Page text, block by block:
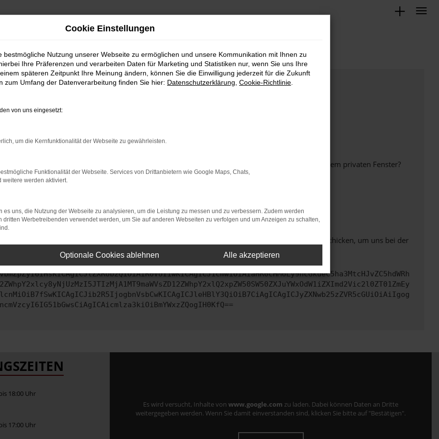
bestimmter Seiten verhindern. Funktioniert die Seite in einem anderen Browser oder in einem privaten Fenster?
beheben.
auf dem neuesten Stand sind.
kann auch dazu führen, dass bestimmte Funktionen nicht mehr unterstützt werden.
uns bitte. Wir werden versuchen, das Problem zu beheben. Du kannst uns diesen Text schicken, um uns bei der
18:00 Uhr
17:00 Uhr
Es wird versucht, Inhalte von www.google.com zu laden. Dabei können Daten an Dritte
weitergegeben werden. Wenn Sie damit einverstanden sind, klicken Sie bitte auf "Bestätigen".
Cookie Einstellungen
bestmögliche Nutzung unserer Webseite zu ermöglichen und unsere Kommunikation mit Ihnen zu
Ihre Präferenzen und verarbeiten Daten für Marketing und Statistiken nur, wenn Sie uns Ihre
späteren Zeitpunkt Ihre Meinung ändern, können Sie die Einwilligung jederzeit für die Zukunft
zum Umfang der Datenverarbeitung finden Sie hier: Datenschutzerklärung Cookie-Richtlinie
von uns eingesetzt:
um die Kernfunktionalität der Webseite zu gewährleisten.
Funktionalität der Webseite. Services von Drittanbietern wie Google Maps, Chats,
weitere werden aktiviert.
es uns, die Nutzung der Webseite zu analysieren, um die Leistung zu messen und zu verbessern. Zudem werden
dritten Werbetreibenden verwendet werden, um Sie auf anderen Webseiten zu verfolgen und um Anzeigen zu schalten,
Optionale Cookies ablehnen Alle akzeptieren